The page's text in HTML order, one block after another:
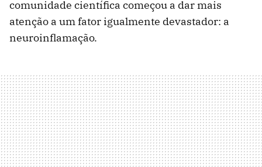
comunidade científica começou a dar mais
atenção a um fator igualmente devastador: a
neuroinflamação.